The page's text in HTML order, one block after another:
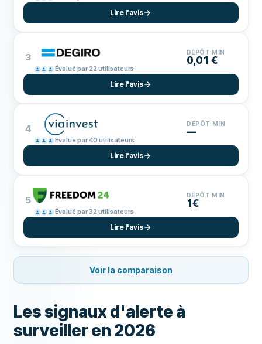
Lire l'avis
3
Évalué par 22 utilisateurs
DÉPÔT MIN
0,01 €
Lire l'avis
4
Évalué par 40 utilisateurs
DÉPÔT MIN
—
Lire l'avis
5
Évalué par 32 utilisateurs
DÉPÔT MIN
1€
Lire l'avis
Voir la comparaison
Les signaux d'alerte à
surveiller en 2026